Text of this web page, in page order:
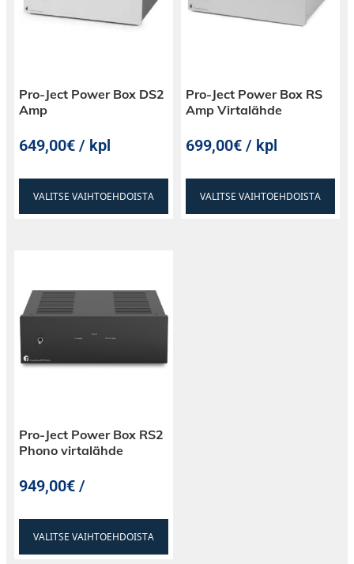
Pro-Ject Power Box DS2
Amp
649,00€ / kpl
VALITSE VAIHTOEHDOISTA
Pro-Ject Power Box RS
Amp Virtalähde
699,00€ / kpl
VALITSE VAIHTOEHDOISTA
Pro-Ject Power Box RS2
Phono virtalähde
949,00€ /
VALITSE VAIHTOEHDOISTA